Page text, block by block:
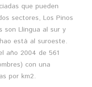
que pueden
sectores, Los Pinos
son Llingua al sur y
está al suroeste.
año 2004 de 561
con una
por km2.